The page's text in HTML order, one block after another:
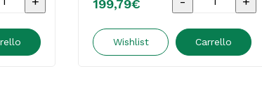
199,79€
Tamburo
Wishlist Carrello